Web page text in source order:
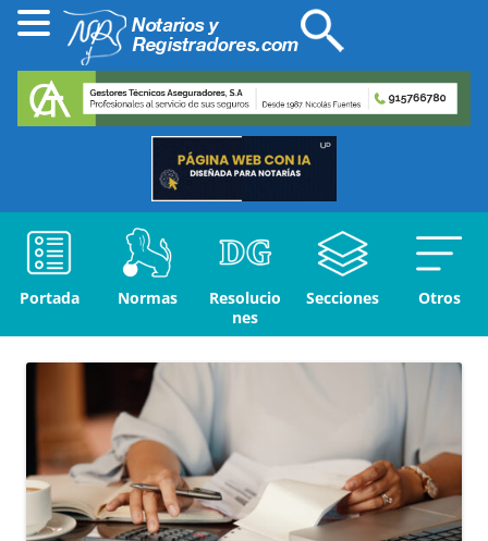
Portada Normas
Resolucio
nes
Secciones Otros